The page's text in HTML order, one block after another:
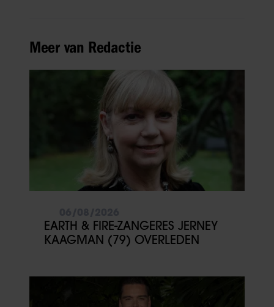
Meer van Redactie
EARTH & FIRE-ZANGERES JERNEY
KAAGMAN (79) OVERLEDEN